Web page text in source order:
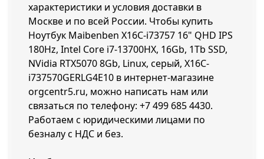
характеристики и условия доставки в
Москве и по всей России. Чтобы купить
Ноутбук Maibenben X16C-i73757 16" QHD IPS
180Hz, Intel Core i7-13700HX, 16Gb, 1Tb SSD,
NVidia RTX5070 8Gb, Linux, серый, X16C-
i737570GERLG4E10 в интернет-магазине
orgcentr5.ru, можно написать нам или
связаться по телефону: +7 499 685 4430.
Работаем с юридическими лицами по
безналу с НДС и без.